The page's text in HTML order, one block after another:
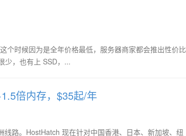
个时候因为是全年价格最低，服务器商家都会推出性价比
少，也有上 SSD，...
倍内存，$35起/年
路。HostHatch 现在针对中国香港、日本、新加坡、纽